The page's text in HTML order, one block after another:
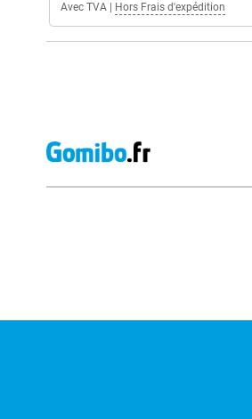
Avec TVA Hors Frais d'expédition